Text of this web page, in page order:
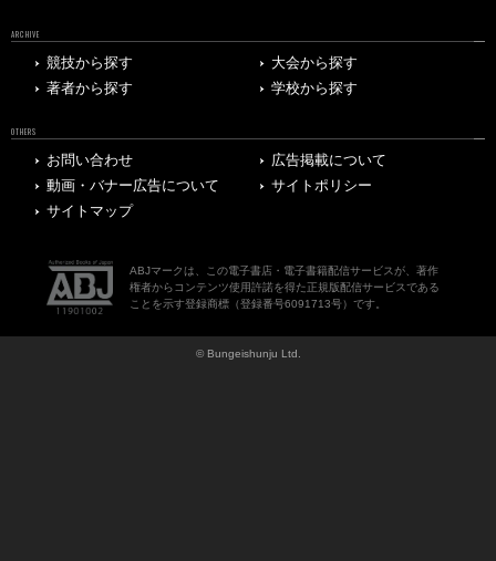
ARCHIVE
競技から探す
大会から探す
著者から探す
学校から探す
OTHERS
お問い合わせ
広告掲載について
動画・バナー広告について
サイトポリシー
サイトマップ
ABJマークは、この電子書店・電子書籍配信サービスが、著作
権者からコンテンツ使用許諾を得た正規版配信サービスである
ことを示す登録商標（登録番号6091713号）です。
© Bungeishunju Ltd.